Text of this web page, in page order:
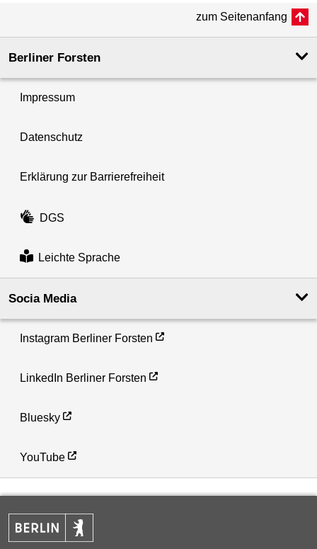
zum Seitenanfang
Berliner Forsten
Impressum
Datenschutz
Erklärung zur Barrierefreiheit
DGS
Leichte Sprache
Socia Media
Instagram Berliner Forsten
LinkedIn Berliner Forsten
Bluesky
YouTube